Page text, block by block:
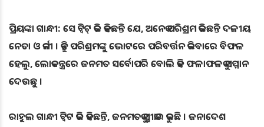
ପ୍ରିୟଙ୍କା ଗାନ୍ଧୀ: ସେ ଟ୍ୱିଟ୍ କରି କହିଛନ୍ତି ଯେ, ଅନେକ ପରିଶ୍ରମ କରିଛନ୍ତି ଦଳୀୟ
ନେତା ଓ କର୍ମୀ । କିନ୍ତୁ ପରିଶ୍ରମଙ୍କୁ ଭୋଟରେ ପରିବର୍ତ୍ତନ କରିବାରେ ବିଫଳ
ହେଲୁ, ଲୋକତନ୍ତ୍ରରେ ଜନମତ ସର୍ବୋପରି ବୋଲି କହି ଫଳାଫଳକୁ ସମ୍ମାନ
ଦେଉଛୁ ।
ରାହୁଲ ଗାନ୍ଧୀ ଟ୍ୱିଟ କରି କହିଛନ୍ତି, ଜନମତକୁ ସ୍ୱୀକାର କରୁଛି । ଜନାଦେଶ